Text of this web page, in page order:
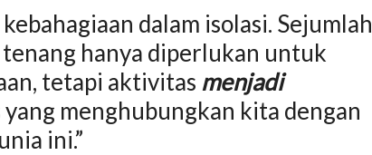
dalam isolasi. Sejumlah
hanya diperlukan untuk
tetapi aktivitas menjadi
menghubungkan kita dengan
ini.”